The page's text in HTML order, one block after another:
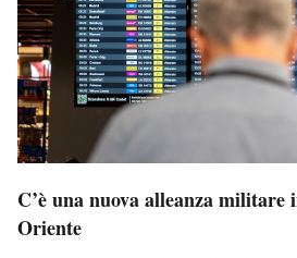
C’è una nuova alleanza
Oriente